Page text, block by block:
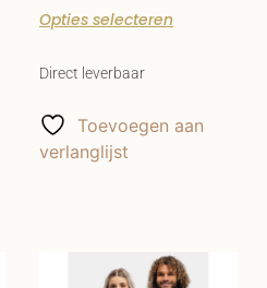
Opties selecteren
Direct leverbaar
Toevoegen aan
verlanglijst